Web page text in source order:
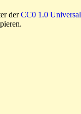
derCC0 1.0 Universal